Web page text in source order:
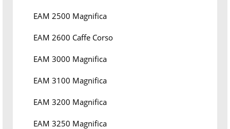
EAM 2500 Magnifica
EAM 2600 Caffe Corso
EAM 3000 Magnifica
EAM 3100 Magnifica
EAM 3200 Magnifica
EAM 3250 Magnifica